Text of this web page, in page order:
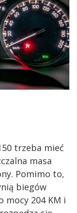
trzeba mieć
masa
Pomimo to,
biegów
204 KM i